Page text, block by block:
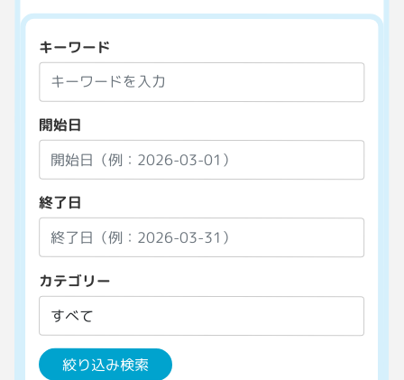
キーワード
開始日
終了日
カテゴリー
絞り込み検索